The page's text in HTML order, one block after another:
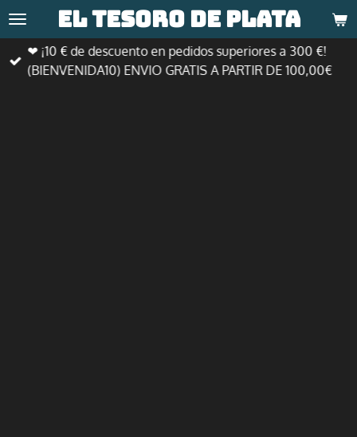
Ir
al
contenido
principal
El tesoro de plata
❤ ¡10 € de descuento en pedidos superiores a 300 €!
(BIENVENIDA10) ENVIO GRATIS A PARTIR DE 100,00€